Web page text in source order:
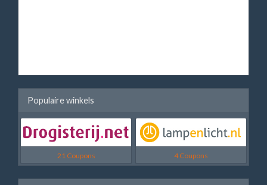
Populaire winkels
21 Coupons 4 Coupons